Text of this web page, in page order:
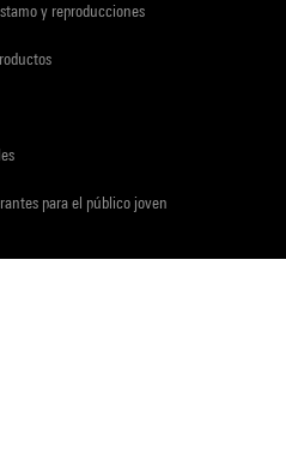
y reproducciones
para el público joven